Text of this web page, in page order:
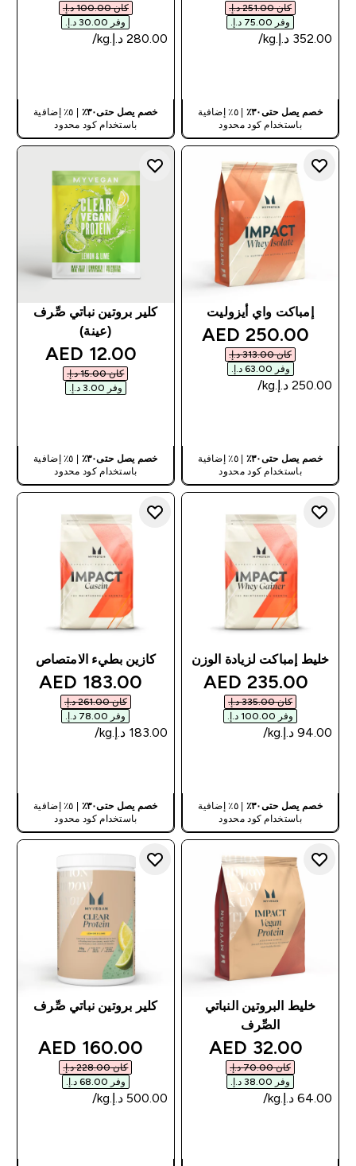
كان ‏251.00 د.إ.‏‎
وفر ‏75.00 د.إ.‏‎
خصم يصل حتى٣٠٪
| ٥٪ إضافية
باستخدام كود محدود
كان ‏100.00 د.إ.‏‎
وفر ‏30.00 د.إ.‏‎
خصم يصل حتى٣٠٪
| ٥٪ إضافية
باستخدام كود محدود
إمباكت واي أيزوليت
discounted price
250.00 AED‎
كان ‏313.00 د.إ.‏‎
وفر ‏63.00 د.إ.‏‎
خصم يصل حتى٣٠٪
| ٥٪ إضافية
باستخدام كود محدود
كلير بروتين نباتي صِّرف
(عينة)
price
12.00 AED‎
كان ‏15.00 د.إ.‏‎
وفر ‏3.00 د.إ.‏‎
خصم يصل حتى٣٠٪
| ٥٪ إضافية
باستخدام كود محدود
خليط إمباكت لزيادة الوزن
discounted price
235.00 AED‎
كان ‏335.00 د.إ.‏‎
وفر ‏100.00 د.إ.‏‎
خصم يصل حتى٣٠٪
| ٥٪ إضافية
باستخدام كود محدود
كازين بطيء الامتصاص
price
183.00 AED‎
كان ‏261.00 د.إ.‏‎
وفر ‏78.00 د.إ.‏‎
خصم يصل حتى٣٠٪
| ٥٪ إضافية
باستخدام كود محدود
خليط البروتين النباتي
الصِّرف
discounted price
32.00 AED‎
كان ‏70.00 د.إ.‏‎
وفر ‏38.00 د.إ.‏‎
كلير بروتين نباتي صِّرف
price
160.00 AED‎
كان ‏228.00 د.إ.‏‎
وفر ‏68.00 د.إ.‏‎